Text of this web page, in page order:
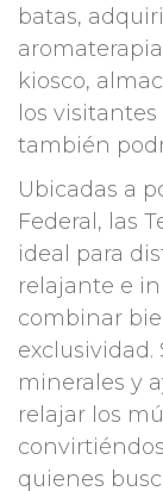
batas,
kiosco,
los
también
Ubicadas a
Federal, las
ideal para
relajante e
combinar
exclusividad.
minerales y
relajar los
quienes